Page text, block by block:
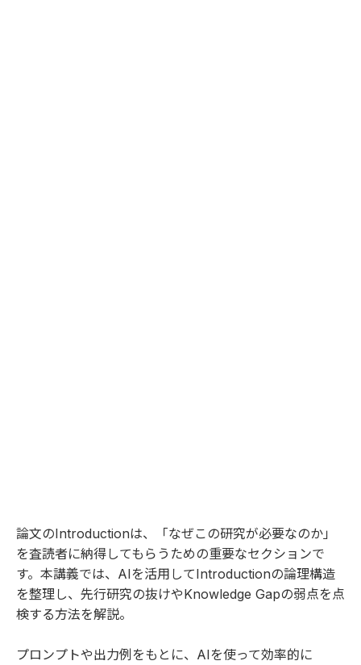
論文のIntroductionは、「なぜこの研究が必要なのか」
を査読者に納得してもらうための重要なセクションで
す。本講義では、AIを活用してIntroductionの論理構造
を整理し、先行研究の抜けやKnowledge Gapの弱点を点
検する方法を解説。
プロンプトや出力例をもとに、AIを使って効率的に